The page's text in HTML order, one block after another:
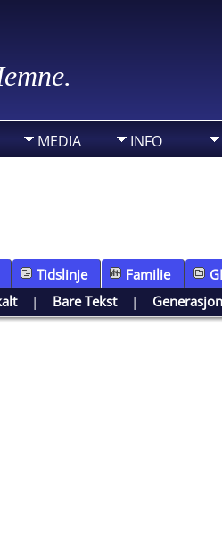
MEDIA INFO
Tidslinje Familie
| Bare Tekst|